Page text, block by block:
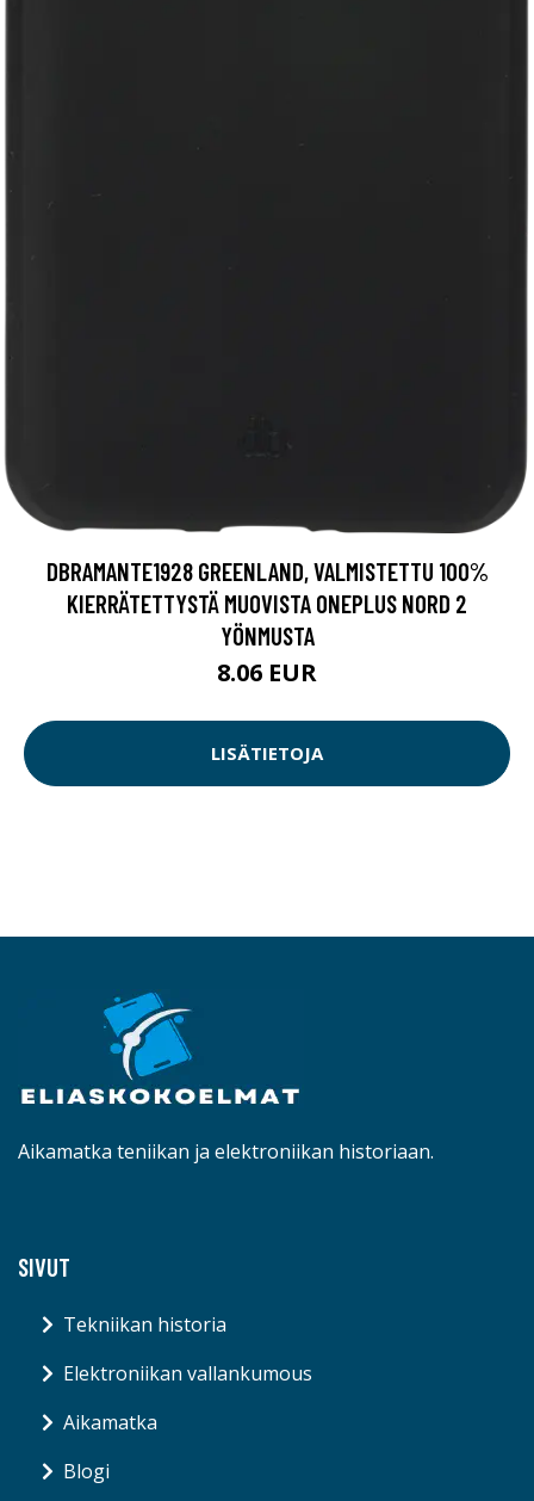
DBRAMANTE1928 GREENLAND, VALMISTETTU 100%
KIERRÄTETTYSTÄ MUOVISTA ONEPLUS NORD 2
YÖNMUSTA
8.06 EUR
LISÄTIETOJA
Aikamatka teniikan ja elektroniikan historiaan.
SIVUT
Tekniikan historia
Elektroniikan vallankumous
Aikamatka
Blogi